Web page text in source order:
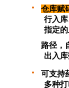
· 仓库赋
行入
指定
路径，
出入
·
可支持
多种